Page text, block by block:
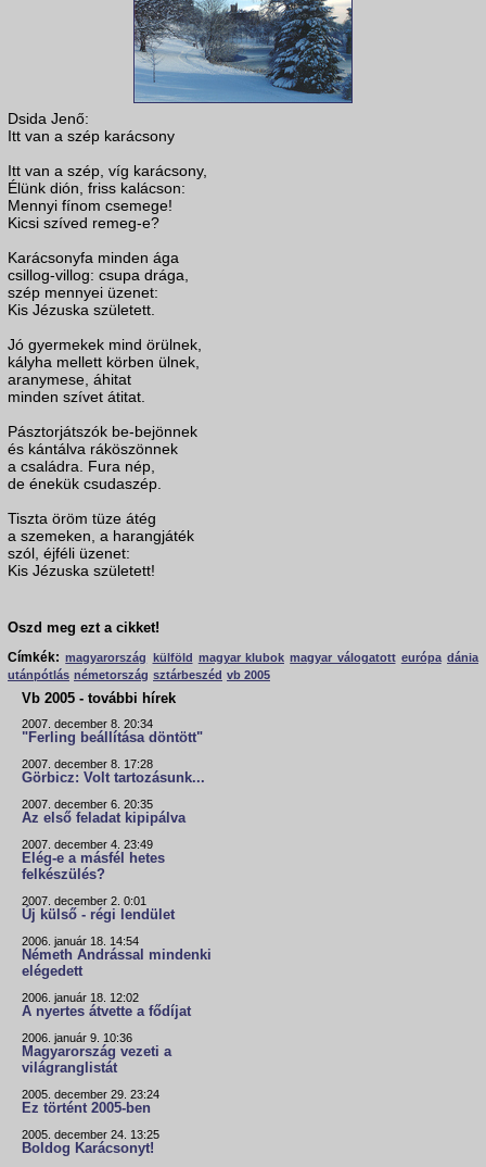
Dsida Jenő:
Itt van a szép karácsony
Itt van a szép, víg karácsony,
Élünk dión, friss kalácson:
Mennyi fínom csemege!
Kicsi szíved remeg-e?
Karácsonyfa minden ága
csillog-villog: csupa drága,
szép mennyei üzenet:
Kis Jézuska született.
Jó gyermekek mind örülnek,
kályha mellett körben ülnek,
aranymese, áhitat
minden szívet átitat.
Pásztorjátszók be-bejönnek
és kántálva ráköszönnek
a családra. Fura nép,
de énekük csudaszép.
Tiszta öröm tüze átég
a szemeken, a harangjáték
szól, éjféli üzenet:
Kis Jézuska született!
Oszd meg ezt a cikket!
Címkék: magyarország külföld magyar klubok magyar válogatott európa dánia
utánpótlás németország sztárbeszéd vb 2005
Vb 2005 - további hírek
2007. december 8. 20:34
"Ferling beállítása döntött"
2007. december 8. 17:28
Görbicz: Volt tartozásunk...
2007. december 6. 20:35
Az első feladat kipipálva
2007. december 4. 23:49
Elég-e a másfél hetes
felkészülés?
2007. december 2. 0:01
Új külső - régi lendület
2006. január 18. 14:54
Németh Andrással mindenki
elégedett
2006. január 18. 12:02
A nyertes átvette a fődíjat
2006. január 9. 10:36
Magyarország vezeti a
világranglistát
2005. december 29. 23:24
Ez történt 2005-ben
2005. december 24. 13:25
Boldog Karácsonyt!